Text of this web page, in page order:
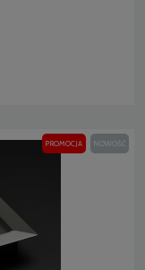
PROMOCJA NOWOŚĆ